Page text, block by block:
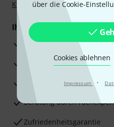
über die Cookie-
Cookies ablehnen
Impressum ·
Klarna Ratenzahlungoder
Ihre Vorteile
3 Jahre Thomann Garantie
30 Tage Money-Back-
Reparaturservice
Beratung durch
Zufriedenheitsgarantie